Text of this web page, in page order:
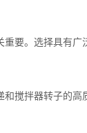
。选择具有广
拌器转子的高